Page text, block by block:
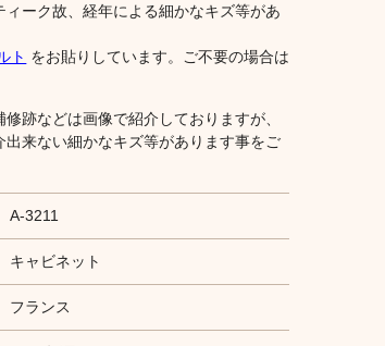
ィーク故、経年による細かなキズ等があ
ト をお貼りしています。ご不要の場合は
修跡などは画像で紹介しておりますが、
出来ない細かなキズ等があります事をご
A-3211
キャビネット
フランス